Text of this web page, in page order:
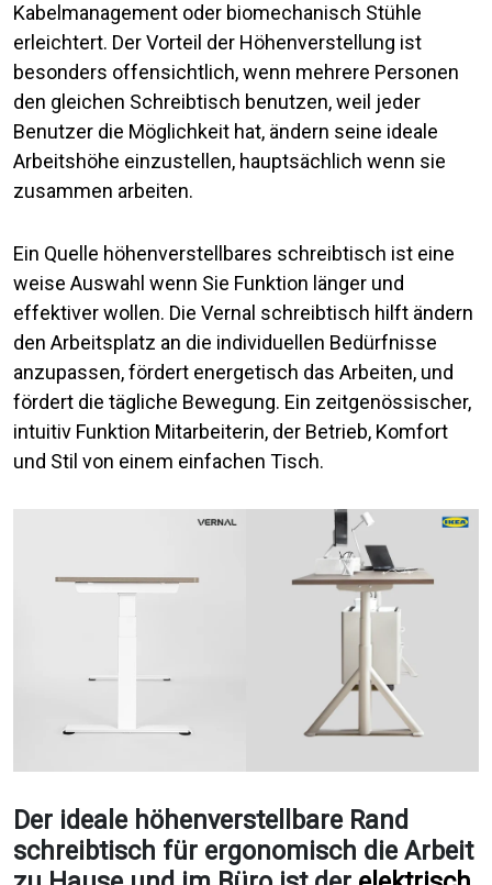
Kabelmanagement oder biomechanisch Stühle
erleichtert. Der Vorteil der Höhenverstellung ist
besonders offensichtlich, wenn mehrere Personen
den gleichen Schreibtisch benutzen, weil jeder
Benutzer die Möglichkeit hat, ändern seine ideale
Arbeitshöhe einzustellen, hauptsächlich wenn sie
zusammen arbeiten.
Ein Quelle höhenverstellbares schreibtisch ist eine
weise Auswahl wenn Sie Funktion länger und
effektiver wollen. Die Vernal schreibtisch hilft ändern
den Arbeitsplatz an die individuellen Bedürfnisse
anzupassen, fördert energetisch das Arbeiten, und
fördert die tägliche Bewegung. Ein zeitgenössischer,
intuitiv Funktion Mitarbeiterin, der Betrieb, Komfort
und Stil von einem einfachen Tisch.
Der ideale höhenverstellbare Rand
schreibtisch für ergonomisch die Arbeit